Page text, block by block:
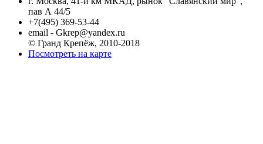
пав А 44/5
+7(495) 369-53-44
email - Gkrep@yandex.ru
© Гранд Крепёж, 2010-2018
Посмотреть на карте